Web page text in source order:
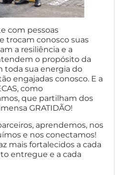
com pessoas
trocam conosco suas
a resiliência e a
o propósito da
toda sua energia do
engajadas conosco. E a
como
que partilham dos
GRATIDÃO!
aprendemos, nos
e nos conectamos!
mais fortalecidos a cada
entregue e a cada